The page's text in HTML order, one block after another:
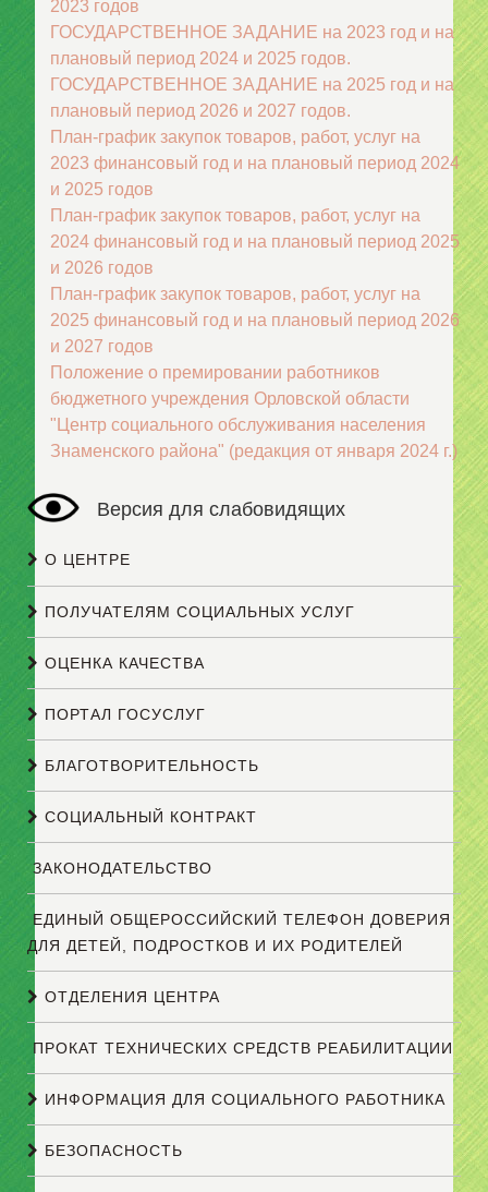
2023 годов
ГОСУДАРСТВЕННОЕ ЗАДАНИЕ на 2023 год и на
плановый период 2024 и 2025 годов.
ГОСУДАРСТВЕННОЕ ЗАДАНИЕ на 2025 год и на
плановый период 2026 и 2027 годов.
План-график закупок товаров, работ, услуг на
2023 финансовый год и на плановый период 2024
и 2025 годов
План-график закупок товаров, работ, услуг на
2024 финансовый год и на плановый период 2025
и 2026 годов
План-график закупок товаров, работ, услуг на
2025 финансовый год и на плановый период 2026
и 2027 годов
Положение о премировании работников
бюджетного учреждения Орловской области
"Центр социального обслуживания населения
Знаменского района" (редакция от января 2024 г.)
Версия для слабовидящих
О ЦЕНТРЕ
ПОЛУЧАТЕЛЯМ СОЦИАЛЬНЫХ УСЛУГ
ОЦЕНКА КАЧЕСТВА
ПОРТАЛ ГОСУСЛУГ
БЛАГОТВОРИТЕЛЬНОСТЬ
СОЦИАЛЬНЫЙ КОНТРАКТ
ЗАКОНОДАТЕЛЬСТВО
ЕДИНЫЙ ОБЩЕРОССИЙСКИЙ ТЕЛЕФОН ДОВЕРИЯ
ДЛЯ ДЕТЕЙ, ПОДРОСТКОВ И ИХ РОДИТЕЛЕЙ
ОТДЕЛЕНИЯ ЦЕНТРА
ПРОКАТ ТЕХНИЧЕСКИХ СРЕДСТВ РЕАБИЛИТАЦИИ
ИНФОРМАЦИЯ ДЛЯ СОЦИАЛЬНОГО РАБОТНИКА
БЕЗОПАСНОСТЬ